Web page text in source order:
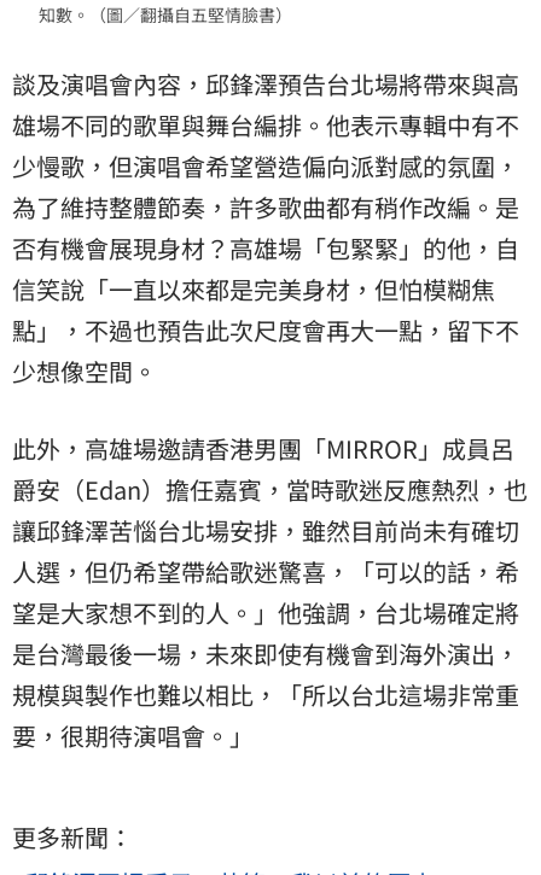
知數。（圖／翻攝自五堅情臉書）
談及演唱會內容，邱鋒澤預告台北場將帶來與高
雄場不同的歌單與舞台編排。他表示專輯中有不
少慢歌，但演唱會希望營造偏向派對感的氛圍，
為了維持整體節奏，許多歌曲都有稍作改編。是
否有機會展現身材？高雄場「包緊緊」的他，自
信笑說「一直以來都是完美身材，但怕模糊焦
點」，不過也預告此次尺度會再大一點，留下不
少想像空間。
此外，高雄場邀請香港男團「MIRROR」成員呂
爵安（Edan）擔任嘉賓，當時歌迷反應熱烈，也
讓邱鋒澤苦惱台北場安排，雖然目前尚未有確切
人選，但仍希望帶給歌迷驚喜，「可以的話，希
望是大家想不到的人。」他強調，台北場確定將
是台灣最後一場，未來即使有機會到海外演出，
規模與製作也難以相比，「所以台北這場非常重
要，很期待演唱會。」
更多新聞：